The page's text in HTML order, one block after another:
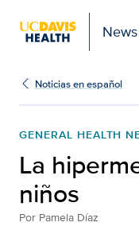
News
La
Noticias en español
GENERAL HEALTH
La
niños
Por Pamela Díaz